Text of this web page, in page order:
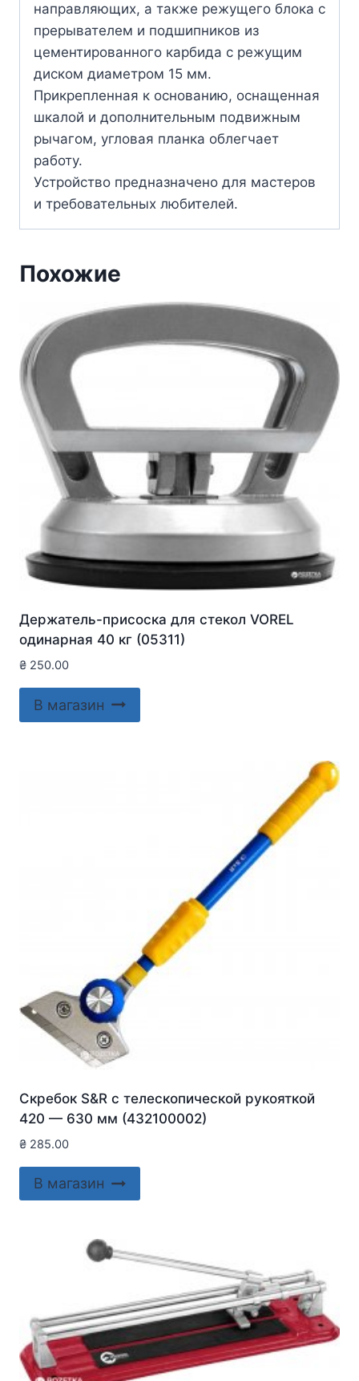
направляющих, а также режущего блока с
прерывателем и подшипников из
цементированного карбида с режущим
диском диаметром 15 мм.
Прикрепленная к основанию, оснащенная
шкалой и дополнительным подвижным
рычагом, угловая планка облегчает
работу.
Устройство предназначено для мастеров
и требовательных любителей.
Похожие
Держатель-присоска для стекол VOREL
одинарная 40 кг (05311)
₴ 250.00
В магазин
Скребок S&R с телескопической рукояткой
420 — 630 мм (432100002)
₴ 285.00
В магазин